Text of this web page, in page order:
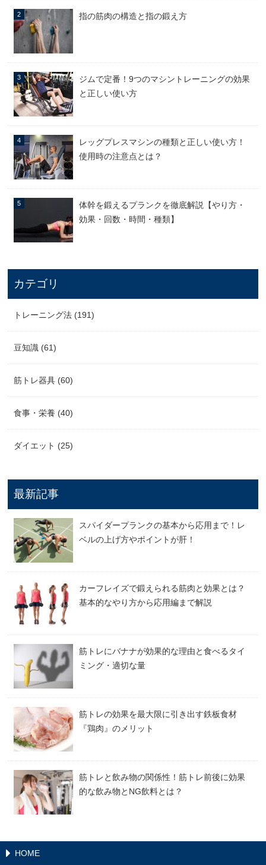
指の筋肉の構造と指の鍛え方
ジムで定番！9つのマシントレーニングの効果
と正しい使い方
レッグプレスマシンの種類と正しい使い方！
使用時の注意点とは？
体幹を鍛えるプランクを徹底解説【やり方・
効果・回数・時間・種類】
カテゴリ
トレーニング法 (191)
豆知識 (61)
筋トレ器具 (60)
食事・栄養 (40)
ダイエット (25)
最新記事
スパイダープランクの基本から応用まで！レ
ベルの上げ方やポイントが肝！
カーフレイズで鍛えられる筋肉と効果とは？
基本的なやり方から応用編まで解説
筋トレにバナナが効果的な理由と食べるタイ
ミング・適切な量
筋トレの効果を最大限に引き出す鉄板食材
『鶏肉』のメリット
筋トレと飲み物の関係性！筋トレ前後に効果
的な飲み物とNG飲料とは？
HOME